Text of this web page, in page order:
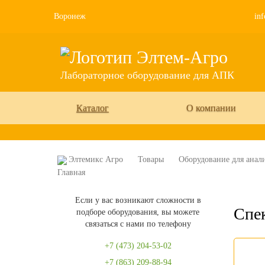
Воронеж
Лабораторное оборудование для АПК
Каталог О компании
Элтемикс Агро Товары Оборудование для
Если у вас возникают сложности в
подборе оборудования, вы можете
связаться с нами по телефону
+7 (473) 204-53-02
+7 (863) 209-88-94